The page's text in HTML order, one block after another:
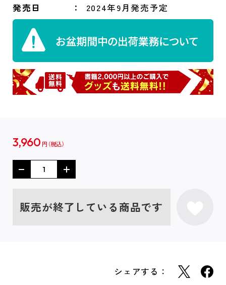
発売日
2024年9月発売予定
3,960 円
販売が終了している商品です
シェアする：